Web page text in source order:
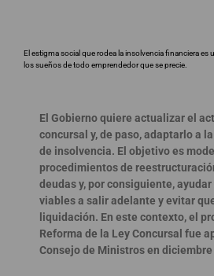
El estigma social que rodea la insolvencia financiera es
los sueños de todo emprendedor que se precie.
El Gobierno quiere actualizar el
concursal y, de paso, adaptarlo a
de insolvencia. El objetivo es
procedimientos de
deudas y, por consiguiente,
viables a salir adelante y evitar
liquidación. En este contexto, el
Reforma de la Ley Concursal fue
Consejo de Ministros en diciembre